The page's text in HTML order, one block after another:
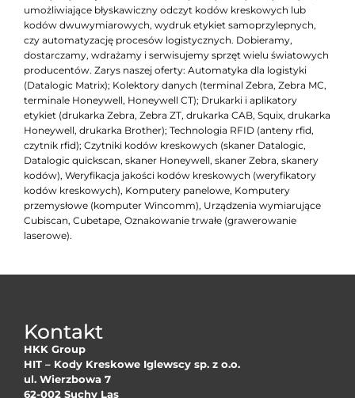
umożliwiające błyskawiczny odczyt kodów kreskowych lub
kodów dwuwymiarowych, wydruk etykiet samoprzylepnych,
czy automatyzację procesów logistycznych. Dobieramy,
dostarczamy, wdrażamy i serwisujemy sprzęt wielu światowych
producentów. Zarys naszej oferty: Automatyka dla logistyki
(Datalogic Matrix); Kolektory danych (terminal Zebra, Zebra MC,
terminale Honeywell, Honeywell CT); Drukarki i aplikatory
etykiet (drukarka Zebra, Zebra ZT, drukarka CAB, Squix, drukarka
Honeywell, drukarka Brother); Technologia RFID (anteny rfid,
czytnik rfid); Czytniki kodów kreskowych (skaner Datalogic,
Datalogic quickscan, skaner Honeywell, skaner Zebra, skanery
kodów), Weryfikacja jakości kodów kreskowych (weryfikatory
kodów kreskowych), Komputery panelowe, Komputery
przemysłowe (komputer Wincomm), Urządzenia wymiarujące
Cubiscan, Cubetape, Oznakowanie trwałe (grawerowanie
laserowe).
Kontakt
HKK Group
HIT – Kody Kreskowe Iglewscy sp. z o.o.
ul. Wierzbowa 7
62-002 Suchy Las